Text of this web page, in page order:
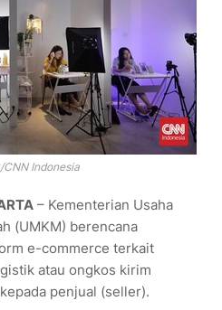
Indonesia
– Kementerian Usaha
(UMKM) berencana
e-commerce terkait
atau ongkos kirim
penjual (seller).